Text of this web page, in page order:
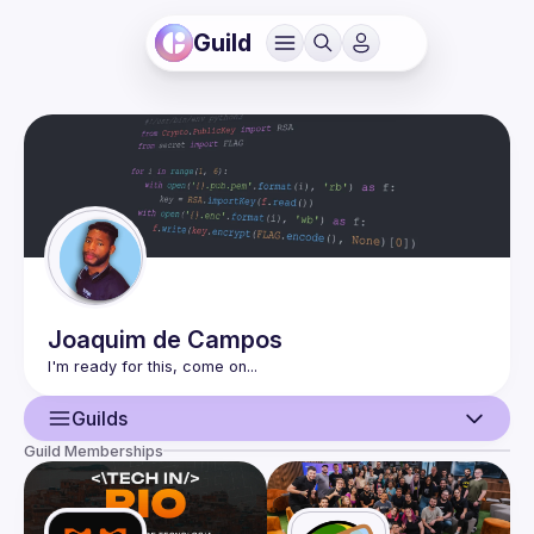
Guild
Joaquim de Campos
I'm ready for this, come on...
Guilds
User
Guilds
Guild Memberships